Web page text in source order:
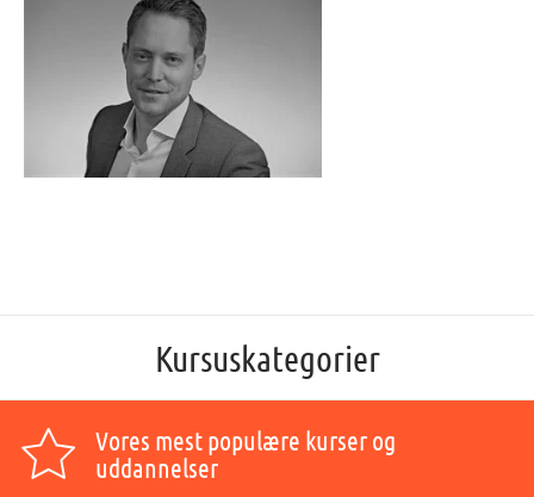
Kursuskategorier
Vores mest populære kurser og
uddannelser